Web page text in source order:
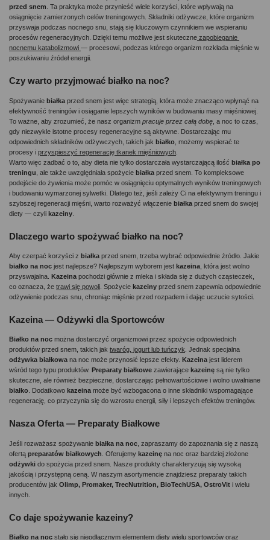
przed snem . Ta praktyka może przynieść wiele korzyści, które wpływają na
osiągnięcie zamierzonych celów treningowych. Składniki odżywcze, które organizm
przyswaja podczas nocnego snu, stają się kluczowym czynnikiem we wspieraniu
procesów regeneracyjnych. Dzięki temu możliwe jest skuteczne zapobieganie
nocnemu katabolizmowi — procesowi, podczas którego organizm rozkłada mięśnie w
poszukiwaniu źródeł energii.
Czy warto przyjmować białko na noc?
Spożywanie białka przed snem jest więc strategią, która może znacząco wpłynąć na
efektywność treningów i osiąganie lepszych wyników w budowaniu masy mięśniowej.
To ważne, aby zrozumieć, że nasz organizm pracuje przez całą dobę , a noc to czas,
gdy niezwykle istotne procesy regeneracyjne są aktywne. Dostarczając mu
odpowiednich składników odżywczych, takich jak białko , możemy wspierać te
procesy i przyspieszyć regenerację tkanek mięśniowych
Warto więc zadbać o to, aby dieta nie tylko dostarczała wystarczającą ilość białka po
treningu , ale także uwzględniała spożycie białka przed snem. To kompleksowe
podejście do żywienia może pomóc w osiągnięciu optymalnych wyników treningowych
i budowaniu wymarzonej sylwetki. Dlatego też, jeśli zależy Ci na efektywnym treningu i
szybszej regeneracji mięśni, warto rozważyć włączenie białka przed snem do swojej
diety — czyli kazeiny
Dlaczego warto spożywać białko na noc?
Aby czerpać korzyści z białka
białko na noc jest najlepsze? Najlepszym wyborem jest kazeina , która jest wolno
przyswajalna. Kazeina pochodzi głównie z mleka i składa się z dużych cząsteczek,
co oznacza, że trawi się powoli . Spożycie kazeiny przed snem zapewnia odpowiednie
odżywienie podczas snu, chroniąc mięśnie przed rozpadem i dając uczucie sytości.
Kazeina — Odżywki dla Sportowców
Białko na noc można dostarczyć organizmowi przez spożycie odpowiednich
produktów przed snem, takich jak twaróg, jogurt lub tuńczyk
odżywka białkowa na noc może przynosić lepsze efekty. Kazeina jest liderem
wśród tego typu produktów. Preparaty białkowe zawierające kazeinę są nie tylko
białko . Dodatkowo kazeina może być wzbogacona o inne składniki wspomagające
regenerację, co przyczynia się do wzrostu energii, siły i lepszych efektów treningów.
Nasza Oferta — Preparaty Białkowe
Jeśli rozważasz spożywanie białka na noc , zapraszamy do zapoznania się z naszą
ofertą preparatów białkowych . Oferujemy kazeinę
odżywki do spożycia przed snem. Nasze produkty charakteryzują się wysoką
jakością i przystępną ceną. W naszym asortymencie znajdziesz preparaty takich
producentów jak Olimp, Promaker, TrecNutrition, BioTechUSA, OstroVit i wielu
innych.
Co daje spożywanie kazeiny?
Białko na noc stało się nieodłącznym elementem diety wielu sportowców oraz